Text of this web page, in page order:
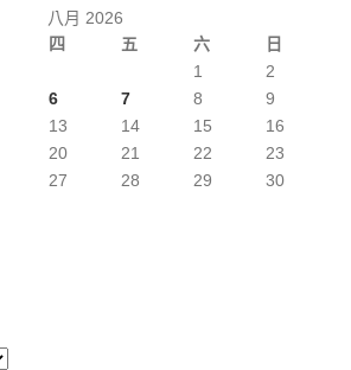
八月 2026
四 五 六 日
1
2
6 7 8
9
13 14 15
16
20 21 22
23
27 28 29
30